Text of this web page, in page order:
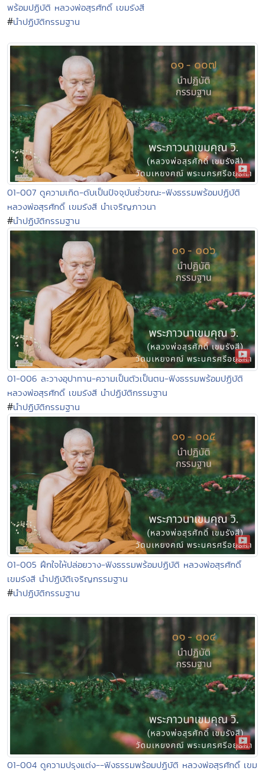
พร้อมปฏิบัติ หลวงพ่อสุรศักดิ์ เขมรังสี
#นำปฏิบัติกรรมฐาน
01-007 ดูความเกิด-ดับเป็นปัจจุบันชั่วขณะ-ฟังธรรมพร้อมปฏิบัติ
หลวงพ่อสุรศักดิ์ เขมรังสี นำเจริญภาวนา
#นำปฏิบัติกรรมฐาน
01-006 ละวางอุปาทาน-ความเป็นตัวเป็นตน-ฟังธรรมพร้อมปฏิบัติ
หลวงพ่อสุรศักดิ์ เขมรังสี นำปฏิบัติกรรมฐาน
#นำปฏิบัติกรรมฐาน
01-005 ฝึกใจให้ปล่อยวาง-ฟังธรรมพร้อมปฏิบัติ หลวงพ่อสุรศักดิ์
เขมรังสี นำปฏิบัติเจริญกรรมฐาน
#นำปฏิบัติกรรมฐาน
01-004 ดูความปรุงแต่ง--ฟังธรรมพร้อมปฏิบัติ หลวงพ่อสุรศักดิ์ เขม